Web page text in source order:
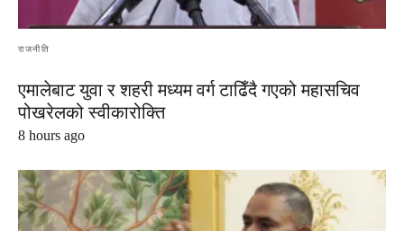
राजनीति
एमालेबाट युवा र शहरी मध्यम वर्ग टाढिँदै गएको महासचिव
पोखरेलको स्वीकारोक्ति
8 hours ago